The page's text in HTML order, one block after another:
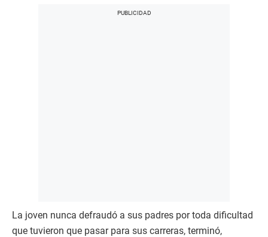
La joven nunca defraudó a sus padres por toda dificultad
que tuvieron que pasar para sus carreras, terminó,